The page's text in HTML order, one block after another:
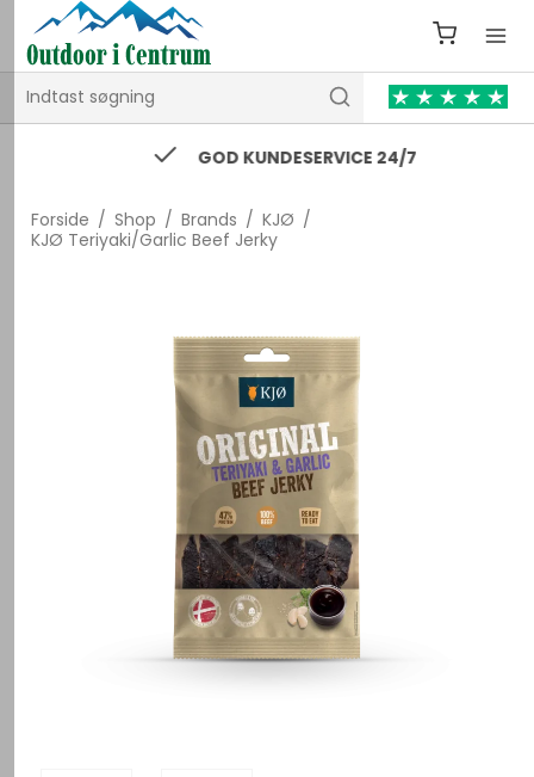
GOD KUNDESERVICE 24/7
Forside / Shop / Brands / KJØ /
KJØ Teriyaki/Garlic Beef Jerky